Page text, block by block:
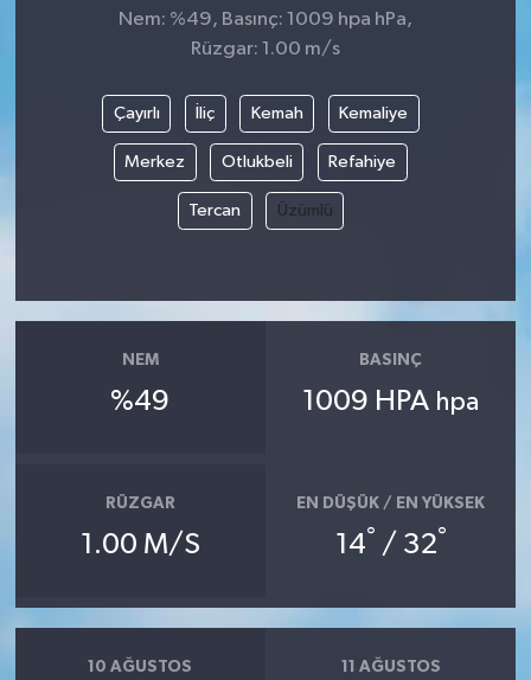
Nem: %49, Basınç: 1009 hpa hPa,
Rüzgar: 1.00 m/s
Çayırlı İliç Kemah Kemaliye
Merkez Otlukbeli Refahiye
Tercan Üzümlü
NEM
%49
BASINÇ
1009 HPA hpa
RÜZGAR
1.00 M/S
EN DÜŞÜK / EN YÜKSEK
14° / 32°
10 AĞUSTOS 11 AĞUSTOS